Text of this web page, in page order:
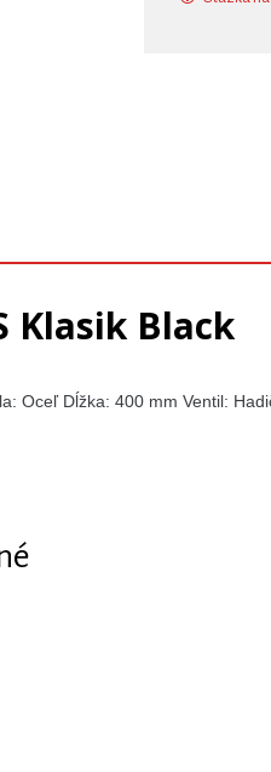
Klasik Black
Oceľ Dĺžka: 400 mm Ventil: